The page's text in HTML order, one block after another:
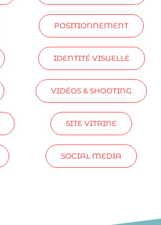
POSITIONNEMENT
IDENTITÉ VISUELLE
VIDÉOS & SHOOTING
SITE VITRINE
SOCIAL MEDIA